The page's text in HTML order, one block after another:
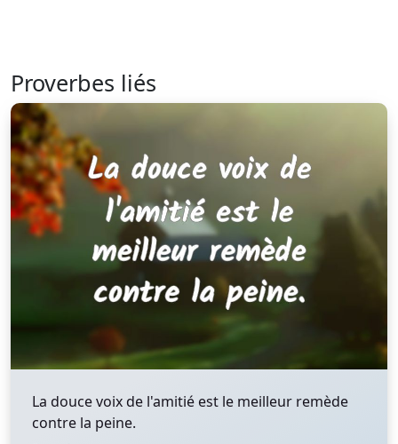
Proverbes liés
La douce voix de l'amitié est le meilleur remède
contre la peine.